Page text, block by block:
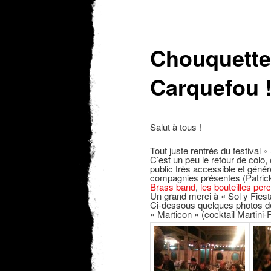
Carquefou !
Salut à tous !
Tout juste rentrés du festival
C’est un peu le retour de
public très accessible et
compagnies présentes
Brass band, les bouteilles
Un grand merci à « Sol y
Ci-dessous quelques photos
« Marticon » (cocktail